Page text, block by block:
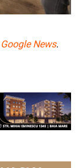
Google News.